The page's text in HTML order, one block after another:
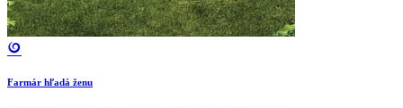
Farmár hľadá ženu